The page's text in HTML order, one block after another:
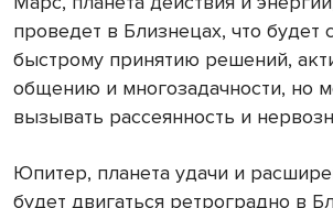
проведет в Близнецах, что будет
быстрому принятию решений,
общению и многозадачности, но
вызывать рассеянность и
Юпитер, планета удачи и
будет двигаться ретроградно в